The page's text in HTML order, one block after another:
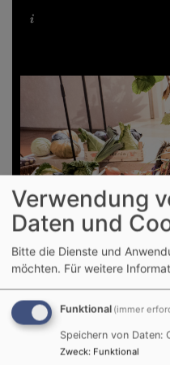
Verwendung
Daten und
Bitte die Dienste und
möchten. Für weitere
Funktional (immer
Speichern von Daten:
Zweck: Funktional